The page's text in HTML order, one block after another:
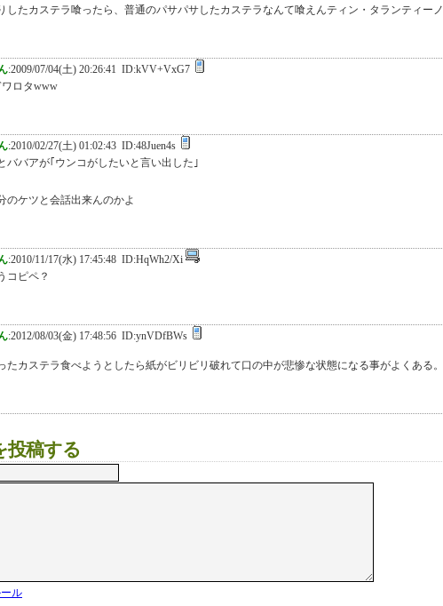
したカステラ喰ったら、普通のパサパサしたカステラなんて喰えんティン・タランティーノ
:2009/07/04(土) 20:26:41 ID:kVV+VxG7
ロタwww
:2010/02/27(土) 01:02:43 ID:48Juen4s
ババアが｢ウンコがしたいと言い出した｣
のケツと会話出来んのかよ
:2010/11/17(水) 17:45:48 ID:HqWh2/Xi
コピペ？
:2012/08/03(金) 17:48:56 ID:ynVDfBWs
たカステラ食べようとしたら紙がビリビリ破れて口の中が悲惨な状態になる事がよくある。
投稿する
ル